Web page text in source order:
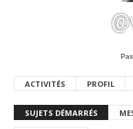
ACTIVITÉS PROFIL
SUJETS DÉMARRÉS